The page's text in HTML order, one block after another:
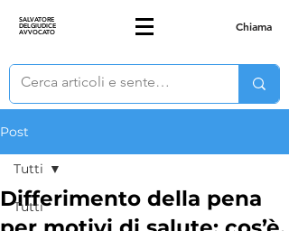
SALVATORE
DELGIUDICE
AVVOCATO Chiama
Post
Tutti
Tutti
Differimento della pena